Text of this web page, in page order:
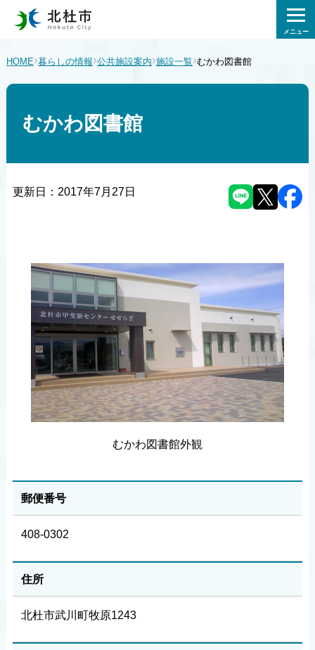
メニュー
HOME›暮らしの情報›公共施設案内›施設一覧›むかわ図書館
むかわ図書館
更新日： 2017年7月27日
むかわ図書館外観
郵便番号
408-0302
住所
北杜市武川町牧原1243